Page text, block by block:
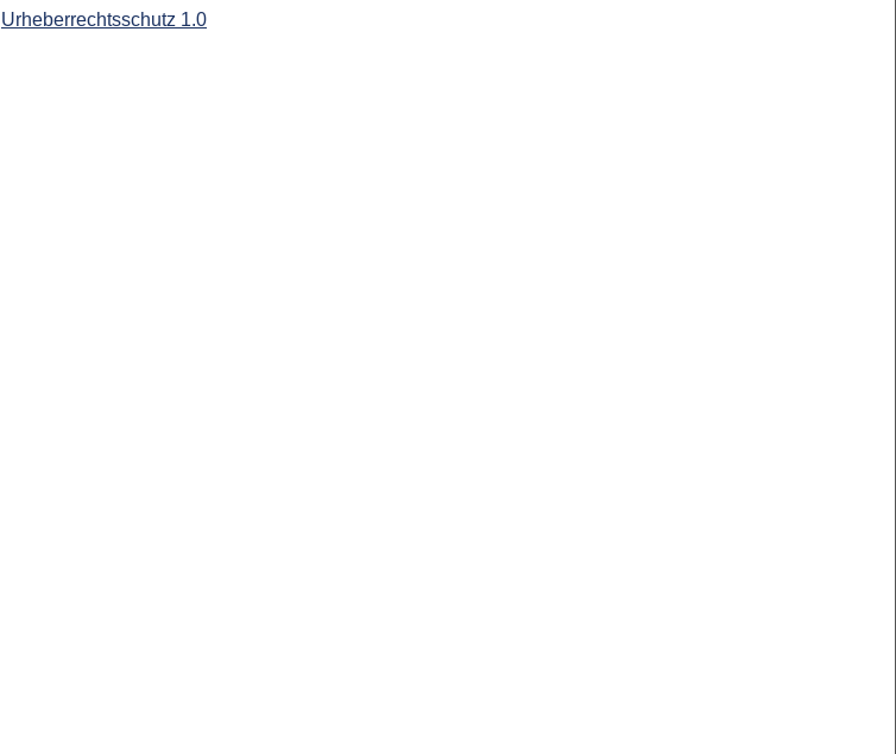
Urheberrechtsschutz 1.0